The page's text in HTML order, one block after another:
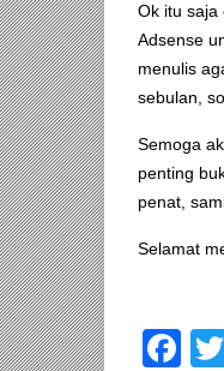
Ok itu saja
Adsense
menulis
sebulan,
Semoga
penting
penat,
Selamat